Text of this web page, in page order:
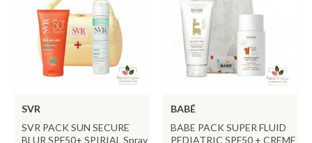
SVR
SVR PACK SUN SECURE
BLUR SPF50+ SPIRIAL Spray
BABÉ
BABE PACK SUPER FLUID
PEDIATRIC SPF50 + CREME